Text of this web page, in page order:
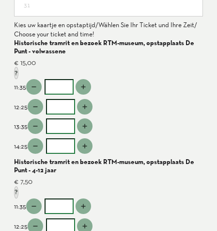
31
Kies uw kaartje en opstaptijd/Wählen Sie Ihr Ticket und Ihre Zeit/
Choose your ticket and time!
Historische tramrit en bezoek RTM-museum, opstapplaats De
Punt - volwassene
€ 15,00
?
11:35
12:25
13:35
14:25
Historische tramrit en bezoek RTM-museum, opstapplaats De
Punt - 4-12 jaar
€ 7,50
?
11:35
12:25